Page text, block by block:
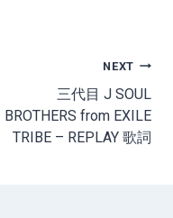
NEXT
三代目 J SOUL
BROTHERS from EXILE
TRIBE – REPLAY 歌詞